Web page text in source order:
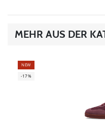
MEHR AUS DER
NEW
-17%